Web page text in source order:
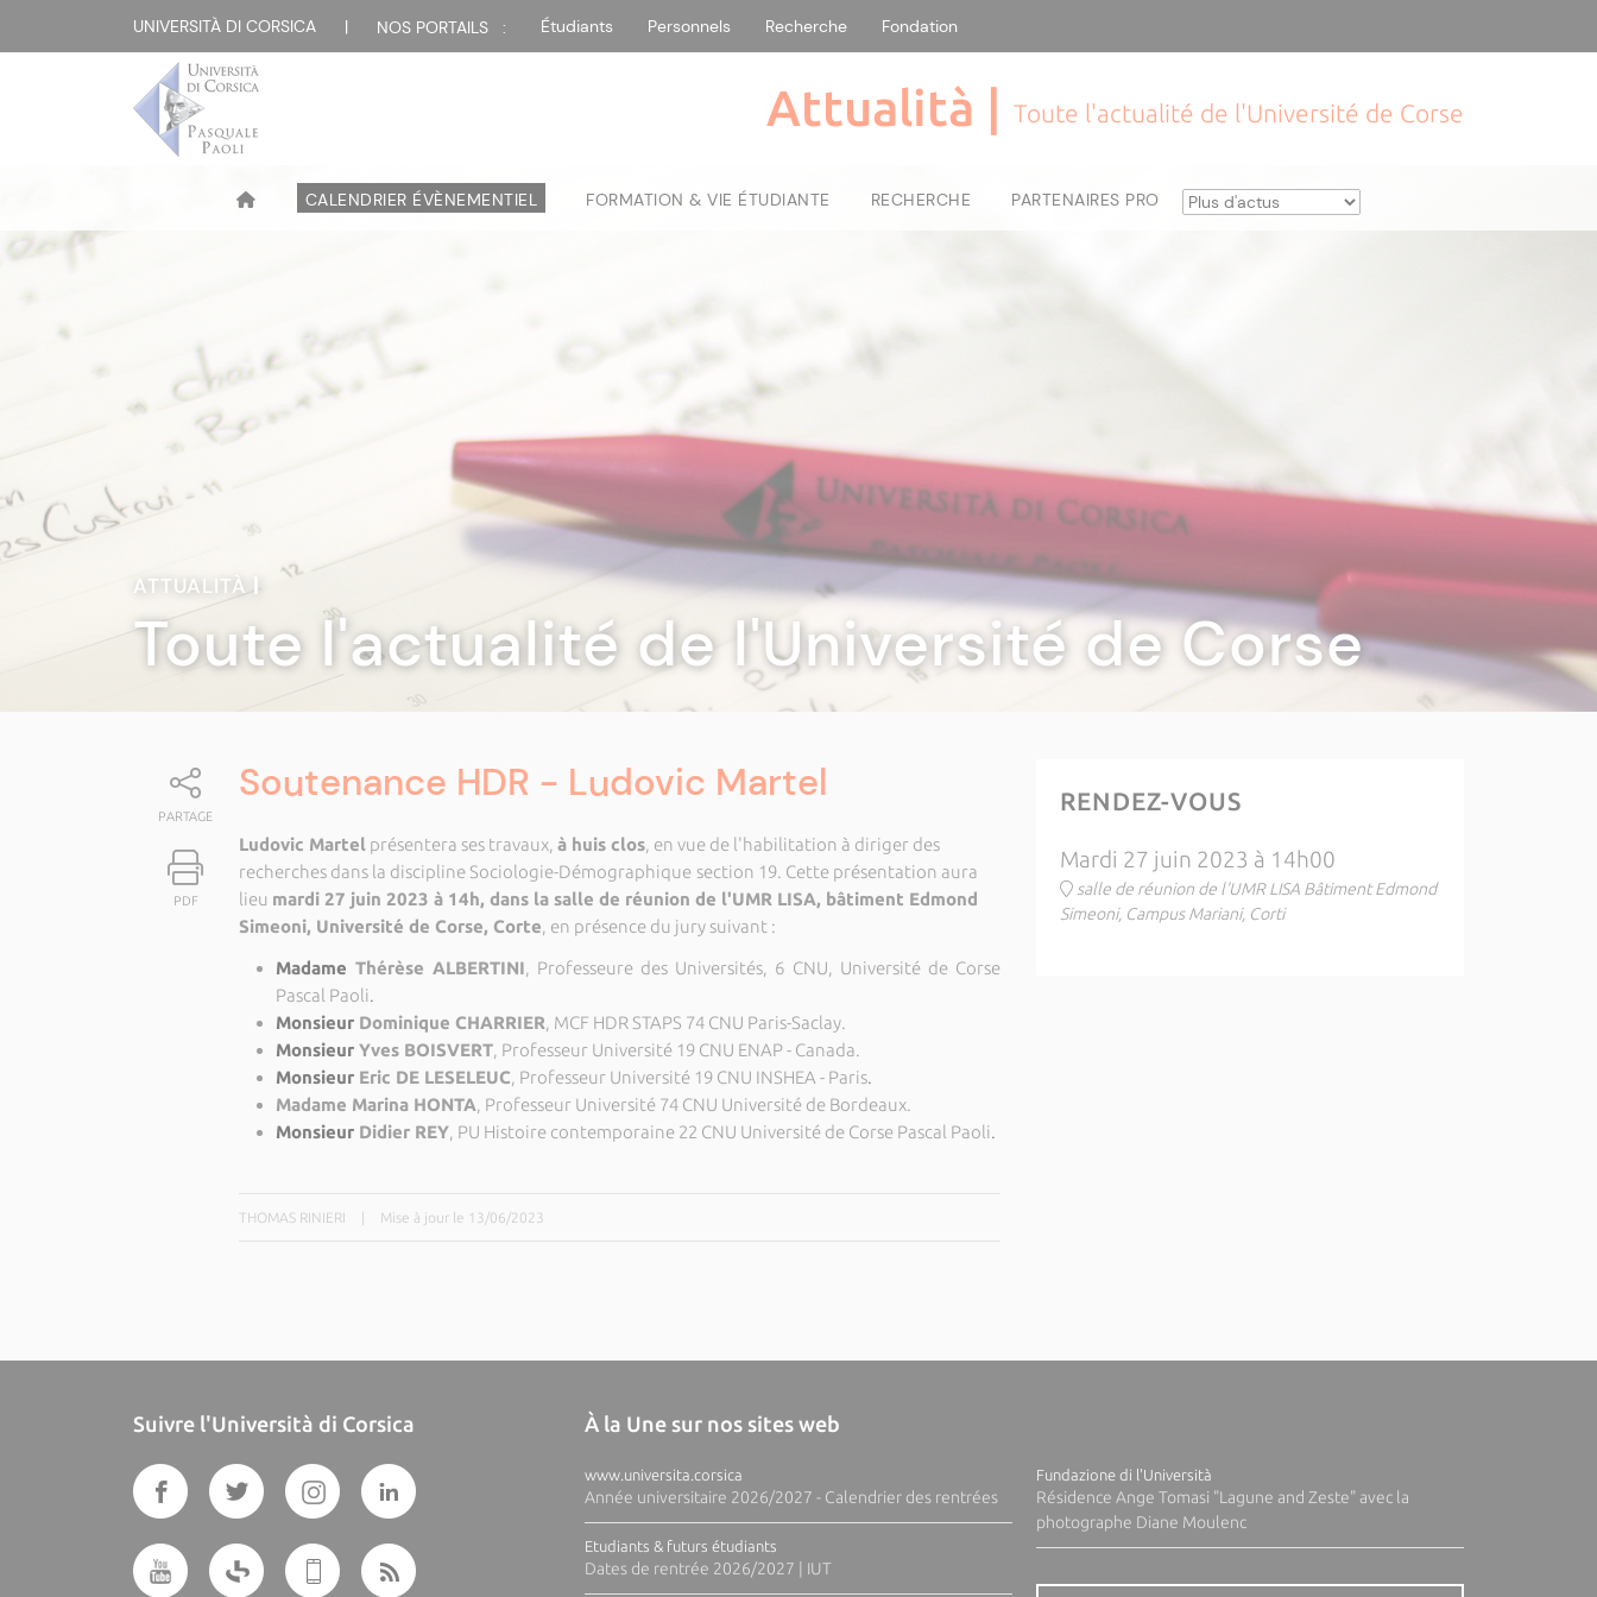
UNIVERSITÀ DI CORSICA | NOS PORTAILS : Étudiants Personnels Recherche Fondation
Attualità | Toute l'actualité de l'Université de Corse
CALENDRIER ÉVÈNEMENTIEL FORMATION & VIE ÉTUDIANTE RECHERCHE PARTENAIRES PRO
ATTUALITÀ|
Toute l'actualité de l'Université de Corse
PARTAGE
PDF
Soutenance HDR - Ludovic Martel
Ludovic Martelprésentera ses travaux, à huis clos, en vue de l'habilitation à diriger des
recherches dans la discipline Sociologie-Démographique section 19. Cette présentation aura
lieu mardi 27 juin 2023 à 14h, dans la salle de réunion de l'UMR LISA, bâtiment Edmond
Simeoni, Université de Corse, Corte, en présence du jury suivant :
Madame Thérèse ALBERTINI, Professeure des Universités, 6 CNU, Université de Corse
Pascal Paoli.
Monsieur Dominique CHARRIER, MCF HDR STAPS 74 CNU Paris-Saclay.
Monsieur Yves BOISVERT, Professeur Université 19 CNU ENAP - Canada.
Monsieur Eric DE LESELEUC, Professeur Université 19 CNU INSHEA - Paris.
Madame Marina HONTA, Professeur Université 74 CNU Université de Bordeaux.
Monsieur Didier REY, PU Histoire contemporaine 22 CNU Université de Corse Pascal Paoli.
THOMAS RINIERI Mise à jour le 13/06/2023
RENDEZ-VOUS
Mardi 27 juin 2023 à 14h00
salle de réunion de l'UMR LISA Bâtiment Edmond
Simeoni, Campus Mariani, Corti
Suivre l'Università di Corsica À la Une sur nos sites web
www.universita.corsica
Année universitaire 2026/2027 - Calendrier des rentrées
Etudiants & futurs étudiants
Dates de rentrée 2026/2027 | IUT
Fundazione di l'Università
Résidence Ange Tomasi "Lagune and Zeste" avec la
photographe Diane Moulenc